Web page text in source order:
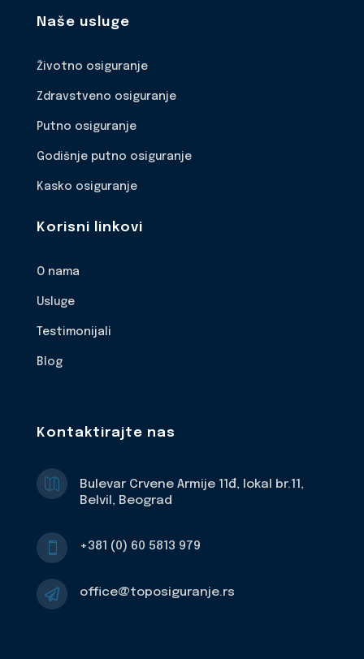
Naše usluge
Životno osiguranje
Zdravstveno osiguranje
Putno osiguranje
Godišnje putno osiguranje
Kasko osiguranje
Korisni linkovi
O nama
Usluge
Testimonijali
Blog
Kontaktirajte nas

Bulevar Crvene Armije 11đ, lokal br.11,
Belvil, Beograd
 +381 (0) 60 5813 979
 office@toposiguranje.rs